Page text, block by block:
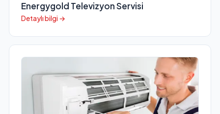
Energygold Televizyon Servisi
Detaylı bilgi →